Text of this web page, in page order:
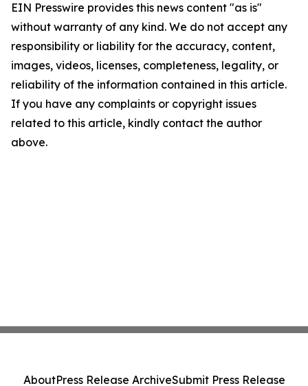
EIN Presswire provides this news content "as is"
without warranty of any kind. We do not accept any
responsibility or liability for the accuracy, content,
images, videos, licenses, completeness, legality, or
reliability of the information contained in this article.
If you have any complaints or copyright issues
related to this article, kindly contact the author
above.
AboutPress Release ArchiveSubmit Press Release